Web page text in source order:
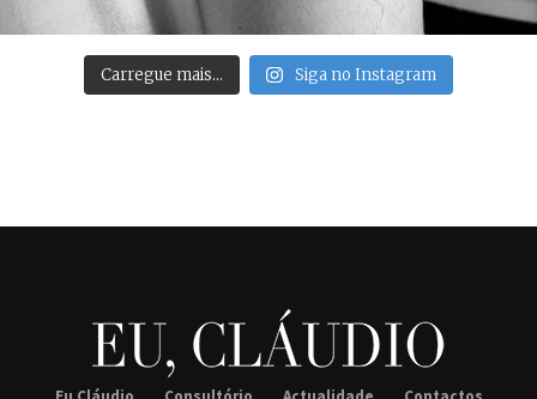
Carregue mais… Siga no Instagram